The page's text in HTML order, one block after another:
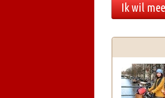
Ik wil